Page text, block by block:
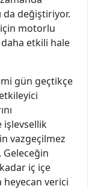
da değiştiriyor.
için motorlu
etkili hale
gün geçtikçe
işlevsellik
vazgeçilmez
iç içe
verici